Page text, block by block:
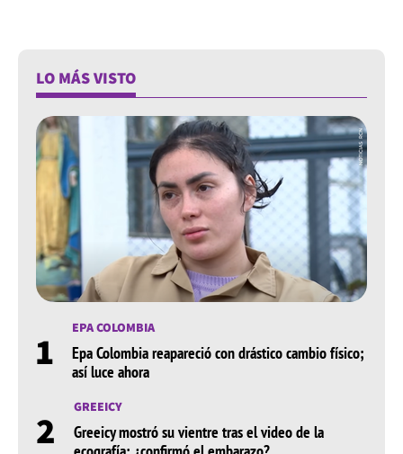
LO MÁS VISTO
1 EPA COLOMBIA
Epa Colombia reapareció con drástico cambio físico;
así luce ahora
2 GREEICY
Greeicy mostró su vientre tras el video de la